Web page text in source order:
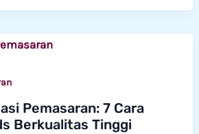
Pemasaran: 7 Cara
Berkualitas Tinggi